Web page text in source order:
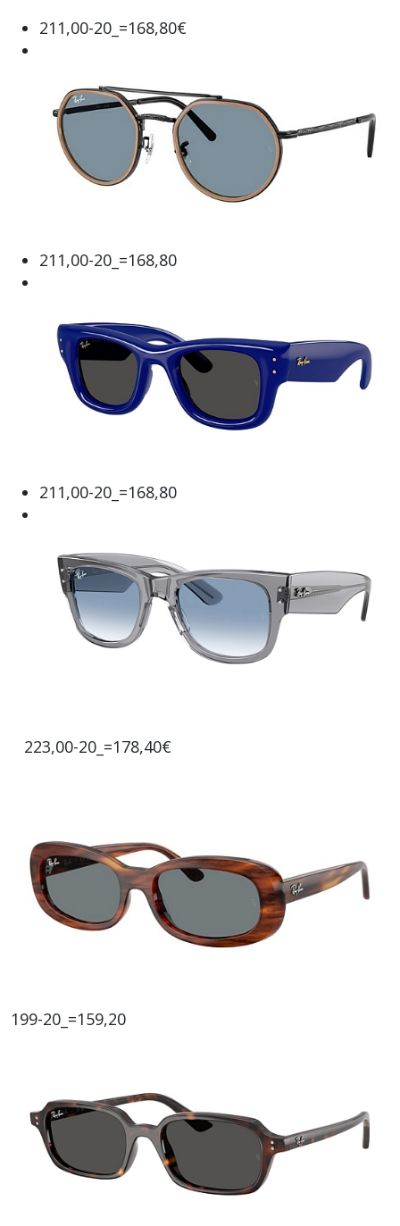
211,00-20_=168,80€
211,00-20_=168,80
211,00-20_=168,80
223,00-20_=178,40€
199-20_=159,20